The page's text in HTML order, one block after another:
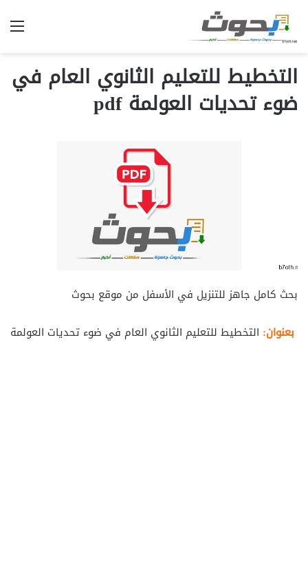
التخطيط للتعليم الثانوي العام في
ضوء تحديات العولمة pdf
بحث كامل جاهز للتنزيل في الأسفل من موقع بحوث
بعنوان: التخطيط للتعليم الثانوي العام في ضوء تحديات العولمة